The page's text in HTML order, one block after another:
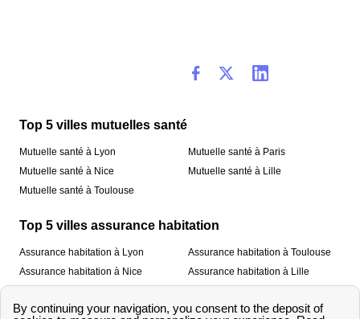
Top 5 villes mutuelles santé
Mutuelle santé à Lyon
Mutuelle santé à Nice
Mutuelle santé à Toulouse
Mutuelle santé à Paris
Mutuelle santé à Lille
Top 5 villes assurance habitation
Assurance habitation à Lyon
Assurance habitation à Nice
Assurance habitation à Toulouse
Assurance habitation à Lille